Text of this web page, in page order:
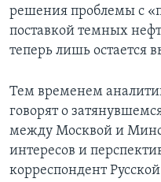
решения проблемы с
поставкой темных
теперь лишь остается
Тем временем
говорят о
между Москвой и
интересов и
корреспондент